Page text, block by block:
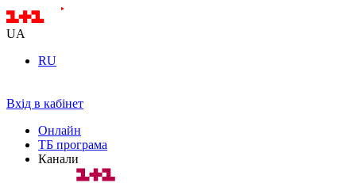
UA
RU
Вхід в кабінет
Онлайн
ТБ програма
Канали